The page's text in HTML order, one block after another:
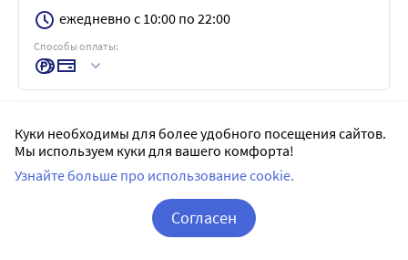
ежедневно с 10:00 по 22:00
Способы оплаты:
Ригла 5
г. Краснодар, ул. Ставропольская, 224, кв. 4, кв.
ежедневно с 08:00 по 23:50
Куки необходимы для более удобного посещения сайтов.
Мы используем куки для вашего комфорта!
Узнайте больше про использование cookie.
Согласен